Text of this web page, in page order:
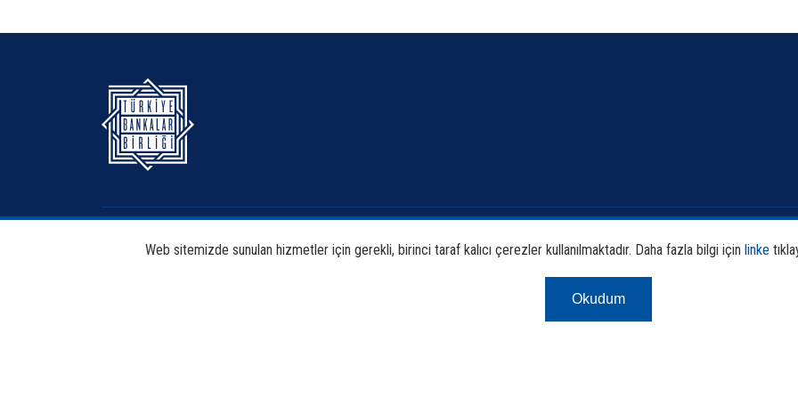
Hakkımızda Bankacılık Banka ve Sektör Bilgileri
Sürdürülebilirlik
Web sitemizde sunulan hizmetler için gerekli, birinci taraf kalıcı çerezler kullanılmaktadır. Daha fazla bilgi için linke
Okudum